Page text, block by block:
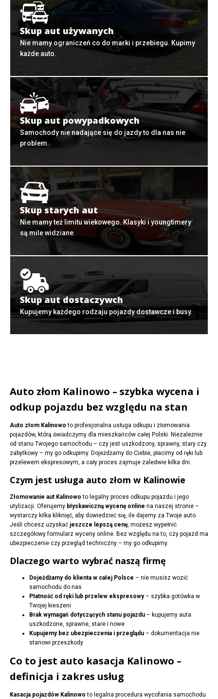
Skup aut używanych
Nie mamy ograniczeń co do marki i przebiegu. Kupimy
każde auto.
Skup aut powypadkowych
Samochody nie nadające się do jazdy to dla nas nie
problem.
Skup starych aut
Nie mamy też limitu wiekowego. Klasyki i youngtimery
są mile widziane.
Skup aut dostaczywch
Kupujemy każdego rodzaju pojazdy dostawcze i busy.
Auto złom Kalinowo – szybka wycena i
odkup pojazdu bez względu na stan
Auto złom Kalinowo to profesjonalna usługa odkupu i złomowania
pojazdów, którą świadczymy dla mieszkańców całej Polski. Niezależnie
od stanu Twojego samochodu – czy jest uszkodzony, sprawny, stary czy
zabytkowy – my go odkupimy. Dojeżdżamy do Ciebie, płacimy od ręki lub
przelewem ekspresowym, a cały proces zajmuje zaledwie kilka dni.
Czym jest usługa auto złom w Kalinowie
Złomowanie aut Kalinowo to legalny proces odkupu pojazdu i jego
utylizacji. Oferujemy błyskawiczną wycenę online na naszej stronie –
wystarczy kilka kliknięć, aby dowiedzieć się, ile dajemy za Twoje auto.
Jeśli chcesz uzyskać jeszcze lepszą cenę, możesz wypełnić
szczegółowy formularz wyceny online. Bez względu na to, czy pojazd ma
ubezpieczenie czy przegląd techniczny – my go odkupimy.
Dlaczego warto wybrać naszą firmę
Dojeżdżamy do klienta w całej Polsce – nie musisz wozić
samochodu do nas
Płatność od ręki lub przelew ekspresowy– szybka gotówka w
Twojej kieszeni
Brak wymagań dotyczących stanu pojazdu – kupujemy auta
uszkodzone, sprawne, stare i nowe
Kupujemy bez ubezpieczenia i przeglądu – dokumentacja nie
stanowi przeszkody
Co to jest auto kasacja Kalinowo –
definicja i zakres usług
Kasacja pojazdów Kalinowo to legalna procedura wycofania samochodu